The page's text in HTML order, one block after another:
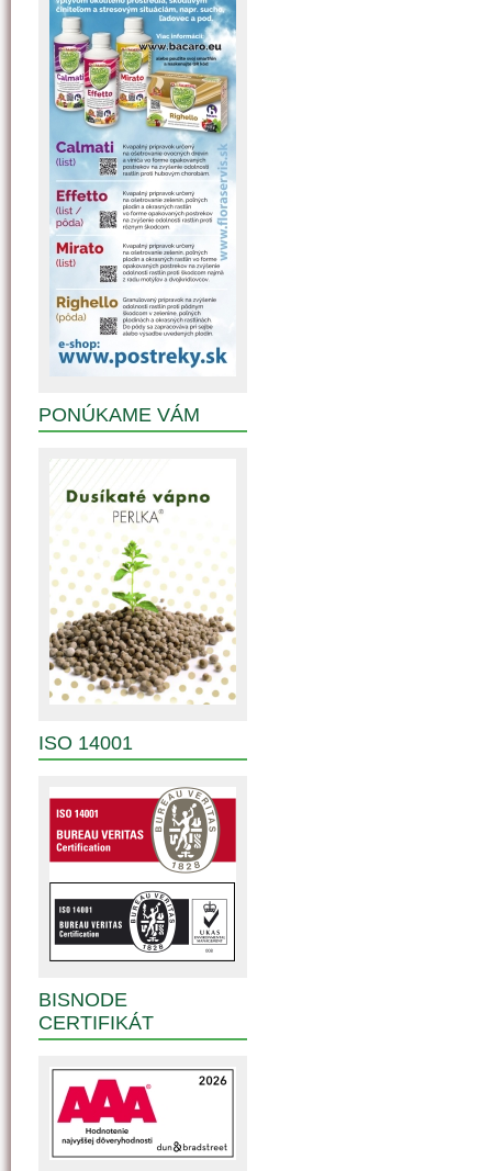
PONÚKAME VÁM
ISO 14001
BISNODE
CERTIFIKÁT